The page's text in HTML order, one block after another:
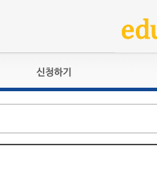
교육훈련